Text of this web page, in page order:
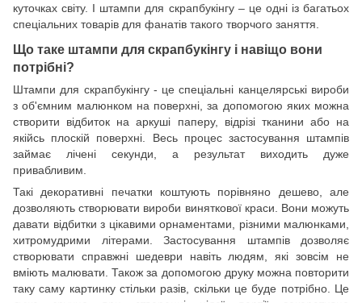
куточках світу. І штампи для скрапбукінгу – це одні із багатьох
спеціальних товарів для фанатів такого творчого заняття.
Що таке штампи для скрапбукінгу і навіщо вони
потрібні?
Штампи для скрапбукінгу - це спеціальні канцелярські вироби
з об'ємним малюнком на поверхні, за допомогою яких можна
створити відбиток на аркуші паперу, відрізі тканини або на
якійсь плоскій поверхні. Весь процес застосування штампів
займає лічені секунди, а результат виходить дуже
привабливим.
Такі декоративні печатки коштують порівняно дешево, але
дозволяють створювати вироби виняткової краси. Вони можуть
давати відбитки з цікавими орнаментами, різними малюнками,
хитромудрими літерами. Застосування штампів дозволяє
створювати справжні шедеври навіть людям, які зовсім не
вміють малювати. Також за допомогою друку можна повторити
таку саму картинку стільки разів, скільки це буде потрібно. Це